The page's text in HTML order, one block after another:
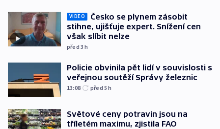
VIDEO
Česko se plynem zásobit
stihne, ujišťuje expert. Snížení cen
však slíbit nelze
před 3h
Policie obvinila pět lidí v souvislosti s
veřejnou soutěží Správy železnic
13:08 před 5h
Světové ceny potravin jsou na
tříletém maximu, zjistila FAO